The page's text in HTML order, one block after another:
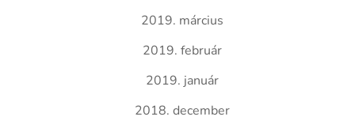
2019. március
2019. február
2019. január
2018. december